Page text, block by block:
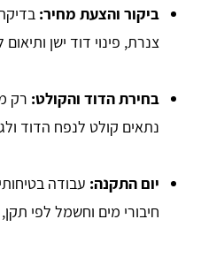
ביקור והצעת מחיר:
צנרת, פינוי דוד ישן
בחירת הדוד והקולט: רק
נתאים קולט לנפח הדוד
יום התקנה: עבודה
חיבורי מים וחשמל לפי